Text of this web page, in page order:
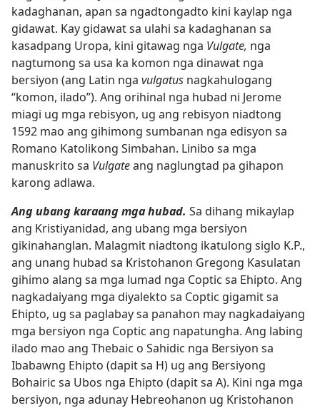
kadaghanan, apan sa ngadtongadto kini kaylap nga
gidawat. Kay gidawat sa ulahi sa kadaghanan sa
kasadpang Uropa, kini gitawag nga Vulgate, nga
nagtumong sa usa ka komon nga dinawat nga
bersiyon (ang Latin nga vulgatus nagkahulogang
“komon, ilado”). Ang orihinal nga hubad ni Jerome
miagi ug mga rebisyon, ug ang rebisyon niadtong
1592 mao ang gihimong sumbanan nga edisyon sa
Romano Katolikong Simbahan. Linibo sa mga
manuskrito sa Vulgateang naglungtad pa gihapon
karong adlawa.
Ang ubang karaang mga hubad. Sa dihang mikaylap
ang Kristiyanidad, ang ubang mga bersiyon
gikinahanglan. Malagmit niadtong ikatulong siglo K.P.,
ang unang hubad sa Kristohanon Gregong Kasulatan
gihimo alang sa mga lumad nga Coptic sa Ehipto. Ang
nagkadaiyang mga diyalekto sa Coptic gigamit sa
Ehipto, ug sa paglabay sa panahon may nagkadaiyang
mga bersiyon nga Coptic ang napatungha. Ang labing
ilado mao ang Thebaic o Sahidic nga Bersiyon sa
Ibabawng Ehipto (dapit sa H) ug ang Bersiyong
Bohairic sa Ubos nga Ehipto (dapit sa A). Kini nga mga
bersiyon, nga adunay Hebreohanon ug Kristohanon